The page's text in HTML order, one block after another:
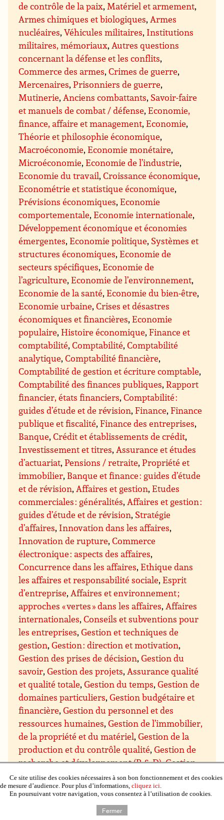
de contrôle de la paix,Matériel et armement,
Armes chimiques et biologiques,Armes
nucléaires,Véhicules militaires, Institutions
militaires, mémoriaux,Autres questions
concernant la défense et les conflits,
Commerce des armes,Crimes de guerre,
Mercenaires,Prisonniers de guerre,
Mutinerie,Anciens combattants, Savoir-faire
et manuels de combat / défense,Economie,
finance, affaire et management,Economie,
Théorie et philosophie économique,
Macroéconomie,Economie monétaire,
Microéconomie,Economie de l’industrie,
Economie du travail,Croissance économique,
Econométrie et statistique économique,
Prévisions économiques,Economie
comportementale,Economie internationale,
Développement économique et économies
émergentes,Economie politique, Systèmes et
structures économiques,Economie de
secteurs spécifiques,Economie de
l’agriculture,Economie de l’environnement,
Economie de la santé,Economie du bien-être,
Economie urbaine,Crises et désastres
économiques et financières,Economie
populaire,Histoire économique,Finance et
comptabilité,Comptabilité,Comptabilité
analytique,Comptabilité financière,
Comptabilité de gestion et écriture comptable,
Comptabilité des finances publiques,Rapport
financier, états financiers,Comptabilité :
guides d’étude et de révision,Finance,Finance
publique et fiscalité,Finance des entreprises,
Banque,Crédit et établissements de crédit,
Investissement et titres,Assurance et études
d’actuariat,Pensions / retraite,Propriété et
immobilier, Banque et finance : guides d’étude
et de révision,Affaires et gestion,Etudes
commerciales : généralités,Affaires et gestion :
guides d’étude et de révision, Stratégie
d’affaires, Innovation dans les affaires,
Innovation de rupture,Commerce
électronique : aspects des affaires,
Concurrence dans les affaires,Ethique dans
les affaires et responsabilité sociale,Esprit
d’entreprise,Affaires et environnement ;
approches « vertes » dans les affaires,Affaires
internationales,Conseils et subventions pour
les entreprises,Gestion et techniques de
gestion,Gestion : direction et motivation,
Gestion des prises de décision,Gestion du
savoir,Gestion des projets,Assurance qualité
et qualité totale,Gestion du temps,Gestion de
domaines particuliers,Gestion budgétaire et
financière,Gestion du personnel et des
ressources humaines,Gestion de l’immobilier,
de la propriété et du matériel,Gestion de la
production et du contrôle qualité,Gestion de
recherche et développement (R & D),Gestion
des ventes et marketing,Gestion des achats et
des approvisionnements,Gestion de la
distribution et de la logistique
Communication et présentation
Ce site utilise des cookies nécessaires à son bon fonctionnement et des cookies
de mesure d’audience. Pour plus d’informations, cliquez ici.
En poursuivant votre navigation, vous consentez à l’utilisation de cookies.
Fermer